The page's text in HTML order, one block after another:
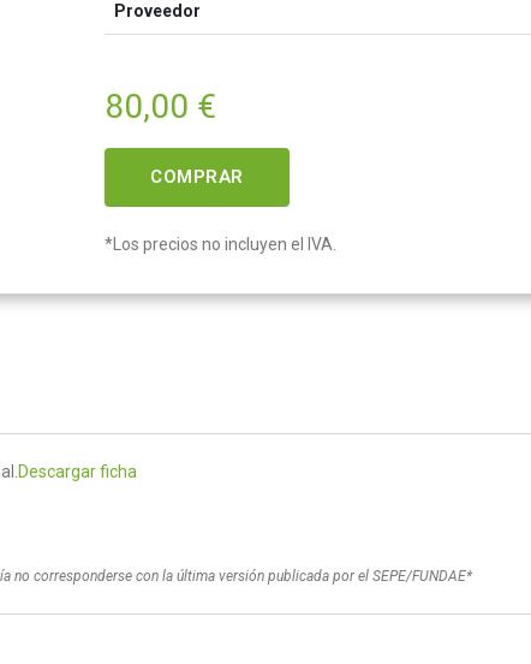
Proveedor
80,00 €
COMPRAR
*Los precios no incluyen el IVA.
Descargar ficha
no corresponderse con la última versión publicada por el SEPE/FUNDAE*